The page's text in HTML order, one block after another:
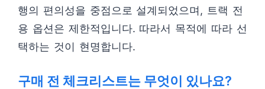
행의 편의성을 중점으로 설계되었으며, 트랙 전
용 옵션은 제한적입니다. 따라서 목적에 따라 선
택하는 것이 현명합니다.
구매 전 체크리스트는 무엇이 있나요?